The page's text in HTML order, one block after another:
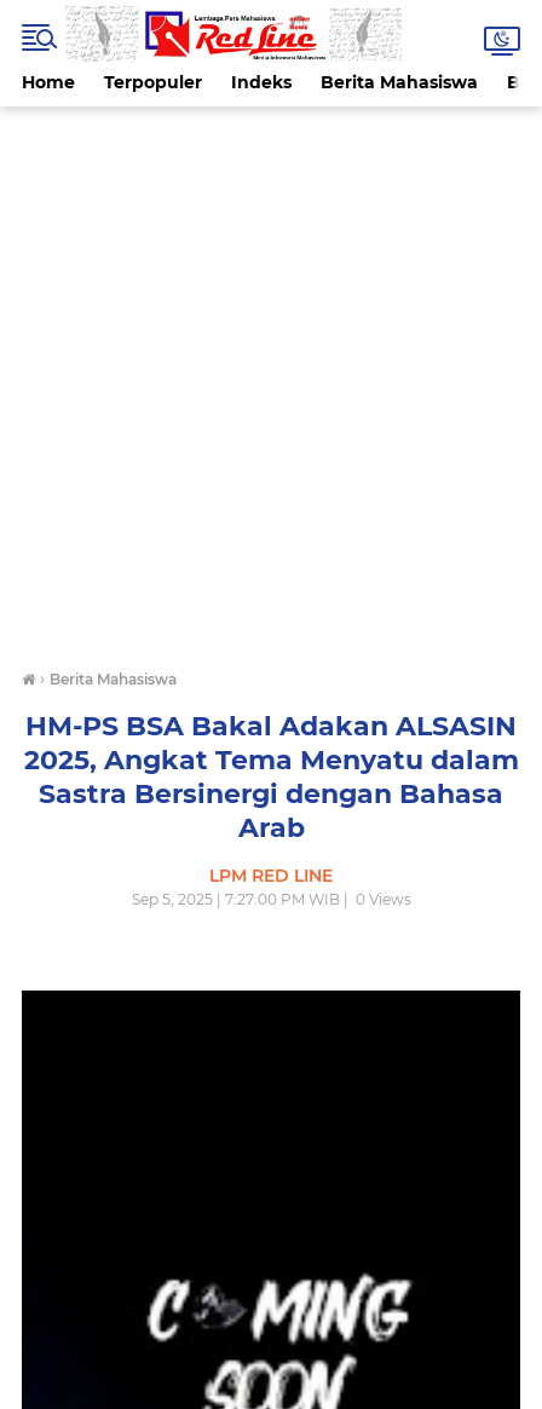
Home Terpopuler Indeks Berita Mahasiswa
› Berita Mahasiswa
HM-PS BSA Bakal Adakan ALSASIN
2025, Angkat Tema Menyatu dalam
Sastra Bersinergi dengan Bahasa
Arab
LPM RED LINE
Sep 5, 2025 | 7:27:00 PM WIB | 0Views